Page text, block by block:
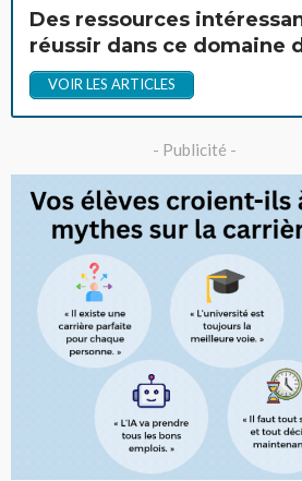
Des ressources
réussir dans ce domaine
VOIR LES ARTICLES
- Publicité -